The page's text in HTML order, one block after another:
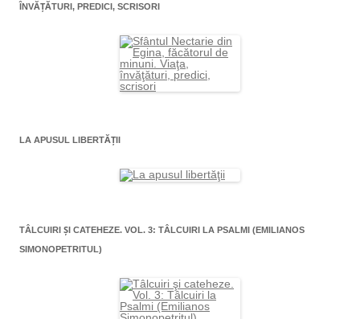
ÎNVĂŢĂTURI, PREDICI, SCRISORI
LA APUSUL LIBERTĂŢII
TÂLCUIRI ŞI CATEHEZE. VOL. 3: TÂLCUIRI LA PSALMI (EMILIANOS
SIMONOPETRITUL)